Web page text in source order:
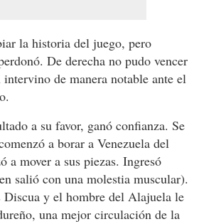
la historia del juego, pero
De derecha no pudo vencer
de manera notable ante el
a su favor, ganó confianza. Se
a borar a Venezuela del
a mover a sus piezas. Ingresó
salió con una molestia muscular).
Discua y el hombre del Alajuela le
una mejor circulación de la